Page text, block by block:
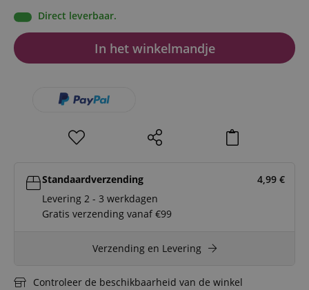
Direct leverbaar.
In het winkelmandje
Standaardverzending 4,99 €
Levering 2 - 3 werkdagen
Gratis verzending vanaf €99
Verzending en Levering
Controleer de beschikbaarheid van de winkel